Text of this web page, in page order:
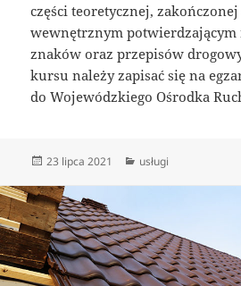
części teoretycznej,
wewnętrznym potwierdzającym
znaków oraz przepisów
kursu należy zapisać się na
do Wojewódzkiego Ośrodka
Data
23 lipca 2021 Kategorie
usługi